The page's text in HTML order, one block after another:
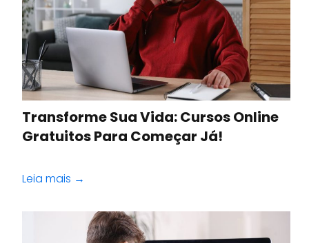
Transforme Sua Vida: Cursos Online
Gratuitos Para Começar Já!
Leia mais →